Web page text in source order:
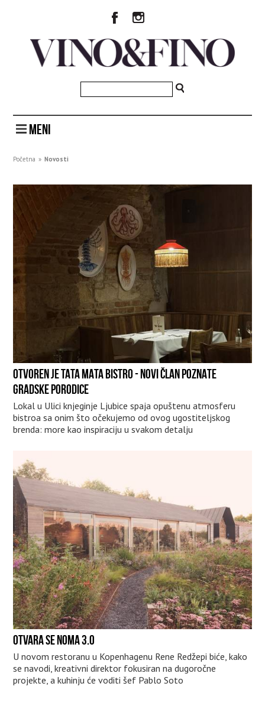
MENI
Početna » Novosti
OTVOREN JE TATA MATA BISTRO - NOVI ČLAN POZNATE
GRADSKE PORODICE
Lokal u Ulici knjeginje Ljubice spaja opuštenu atmosferu
bistroa sa onim što očekujemo od ovog ugostiteljskog
brenda: more kao inspiraciju u svakom detalju
OTVARA SE NOMA 3.0
U novom restoranu u Kopenhagenu Rene Redžepi biće, kako
se navodi, kreativni direktor fokusiran na dugoročne
projekte, a kuhinju će voditi šef Pablo Soto